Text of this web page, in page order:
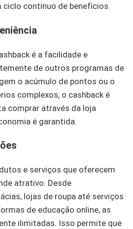
ciclo contínuo de benefícios.
é a facilidade e
de outros programas de
o acúmulo de pontos ou o
complexos, o cashback é
comprar através da loja
é garantida.
e serviços que oferecem
atrativo. Desde
lojas de roupa até serviços
de educação online, as
ilimitadas. Isso permite que